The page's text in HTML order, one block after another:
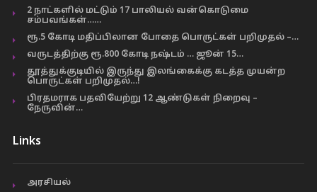
2 நாட்களில் மட்டும் 17 பாலியல் வன்கொடுமை
சம்பவங்கள்……
ரூ.5 கோடி மதிப்பிலான போதை பொருட்கள் பறிமுதல் –…
வருடத்திற்கு ரூ.800 கோடி நஷ்டம் … ஜூன் 15…
தூத்துக்குடியில் இருந்து இலங்கைக்கு கடத்த முயன்ற
பொருட்கள் பறிமுதல்…!
பிரதமராக பதவியேற்று 12 ஆண்டுகள் நிறைவு –
நேருவின்…
Links
அரசியல்